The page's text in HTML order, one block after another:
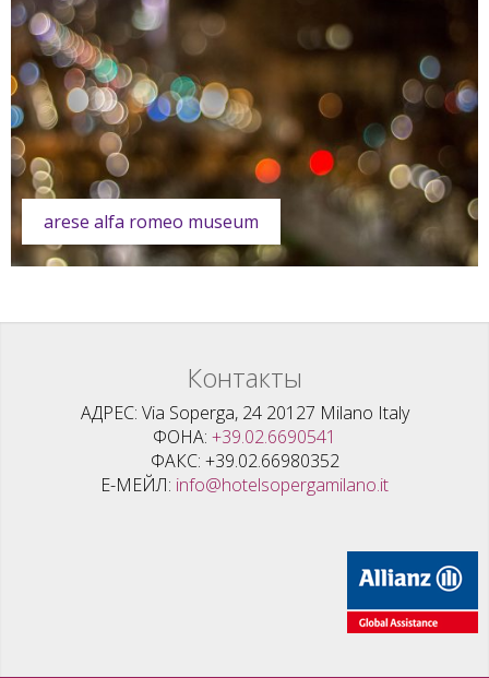
arese alfa romeo museum
Контакты
АДРЕС Via Soperga, 24 20127 Milano Italy
ФОНА +39.02.6690541
ФАКС +39.02.66980352
Е-МЕЙЛ info@hotelsopergamilano.it